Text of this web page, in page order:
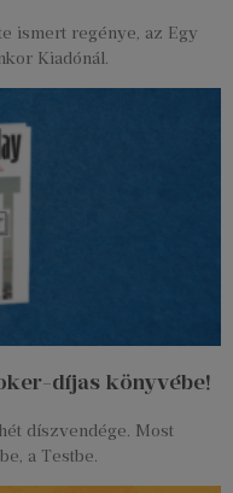
ismert regénye, az Egy
Kiadónál.
díjas könyvébe!
díszvendége. Most
a Testbe.